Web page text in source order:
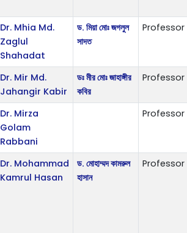
Dr. Mhia Md.
Zaglul
Shahadat
ড. মিয়া মোঃ জগলুল
সাদত
Professor
Dr. Mir Md.
Jahangir Kabir
ডঃ মীর মোঃ জাহাঙ্গীর
কবির
Professor
Dr. Mirza
Golam
Rabbani
Professor
Dr. Mohammad
Kamrul Hasan
ড. মোহাম্মদ কামরুল
হাসান
Professor